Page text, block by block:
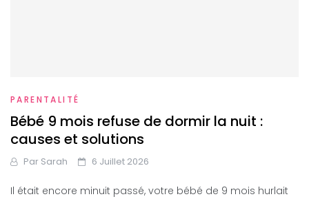
PARENTALITÉ
Bébé 9 mois refuse de dormir la nuit :
causes et solutions
Par Sarah 6 Juillet 2026
Il était encore minuit passé, votre bébé de 9 mois hurlait